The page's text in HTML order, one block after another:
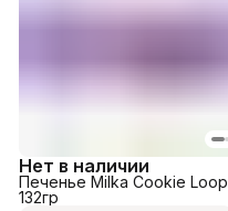
Нет в наличии
Печенье Milka Cookie Loop
132гр